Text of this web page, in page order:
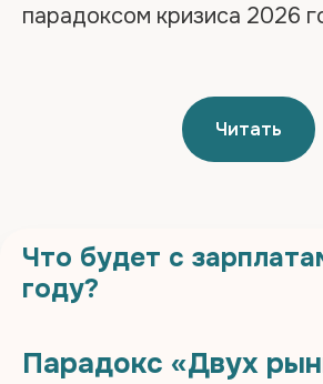
парадоксом кризиса 2026
Читать
Что будет с
году?
Парадокс «Двух